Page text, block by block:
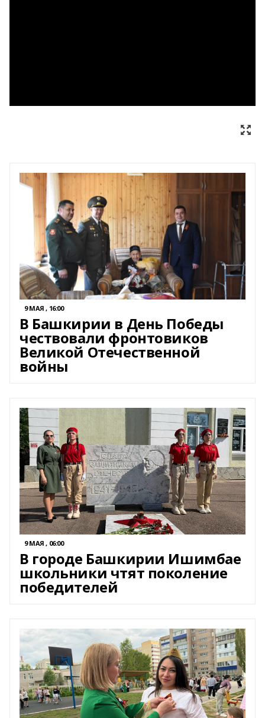
9 МАЯ , 16:00
В Башкирии в День Победы
чествовали фронтовиков
Великой Отечественной
войны
9 МАЯ , 06:00
В городе Башкирии Ишимбае
школьники чтят поколение
победителей